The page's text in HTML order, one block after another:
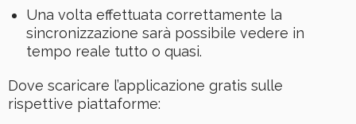
Una volta effettuata correttamente la
sincronizzazione sarà possibile vedere in
tempo reale tutto o quasi.
Dove scaricare l’applicazione gratis sulle
rispettive piattaforme: